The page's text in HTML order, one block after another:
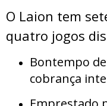
O Laion tem
quatro jogos
Bontempo
cobrança